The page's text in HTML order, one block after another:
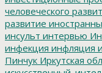
человеческого
развитие
инсульт интервью
инфекция инфляция
Пинчук Иркутская